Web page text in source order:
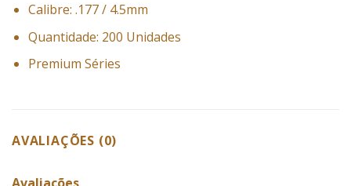
Calibre: .177 / 4.5mm
Quantidade: 200 Unidades
Premium Séries
AVALIAÇÕES (0)